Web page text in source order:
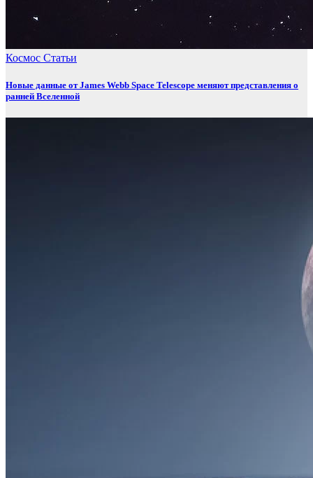
Космос Статьи
Новые данные от James Webb Space Telescope меняют представления о
ранней Вселенной